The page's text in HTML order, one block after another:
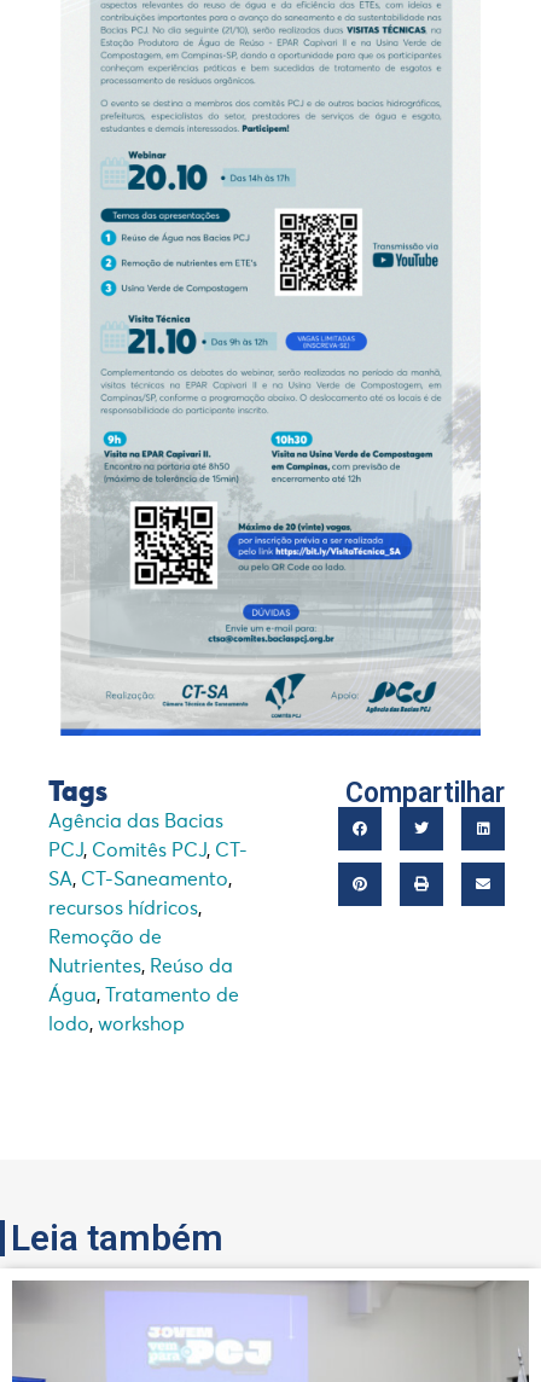
Tags
Agência das Bacias
PCJ, Comitês PCJ, CT-
SA, CT-Saneamento,
recursos hídricos,
Remoção de
Nutrientes, Reúso da
Água,
Tratamento de
lodo, workshop
Compartilhar
Leia também